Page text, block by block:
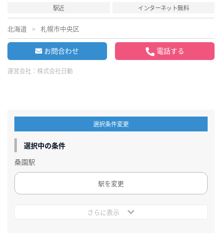
駅近
インターネット無料
北海道 札幌市中央区
お問合わせ 電話する
運営会社： 株式会社日動
選択条件変更
選択中の条件
桑園駅
駅を変更
さらに表示